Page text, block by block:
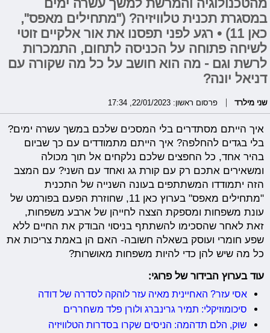
מהטכנולוגיה והמרשת למשך עשרה ימים
במסגרת תכנית טלוויזיה? ("מתחילים מאפס",
כאן 11) • רגע לפני תפסנו את אור אלקיים זוטי
לשיחה פתוחה על הכניסה לתחום, התמכרות
לרשת וגם - מה הוא חושב על כל מה שקורה עם
דניאל יונה?
שני מילרד פרסום ראשון: 22/01/2023, 17:34
איך הייתם מסתדרים בלי המסכים שלכם במשך עשרה ימים?
בלי בגדים להחלפה? איך הייתם מתמודדים עם כך שביום
בהיר אחד, כל החפצים שלכם נלקחים אל תוך מכולה
ומשאירים אתכם רק עם קורת גג ואחד עם השני? עם המצב
הזה יתמודדו המשתתפים בעונה השנייה של התכנית
"מתחילים מאפס" בערוץ כאן 11, שחוזרת הפעם בפורמט של
עונת משפחות ומספקת הצצה לחייהן של ארבע משפחות,
זאת לאחר שהסכימו להשתתף בניסוי הבודק את החיים ללא
שפע חומרי ועוסק בשאלה חשובה- האם הן באמת צריכות את
כל מה שיש להן כדי להיות משפחות מאושרות?
עוד בערוץ הבידור של פרוגי:
אסי עזר? האחיינית מאיה עזר לוהקה לסדרה של דודה
סיכומוזיקלי: תמיר גרינברג ולורן פלד משחררים
שוק, הלם תדהמה: הניסים שקרו בסדרות הטלוויזיה